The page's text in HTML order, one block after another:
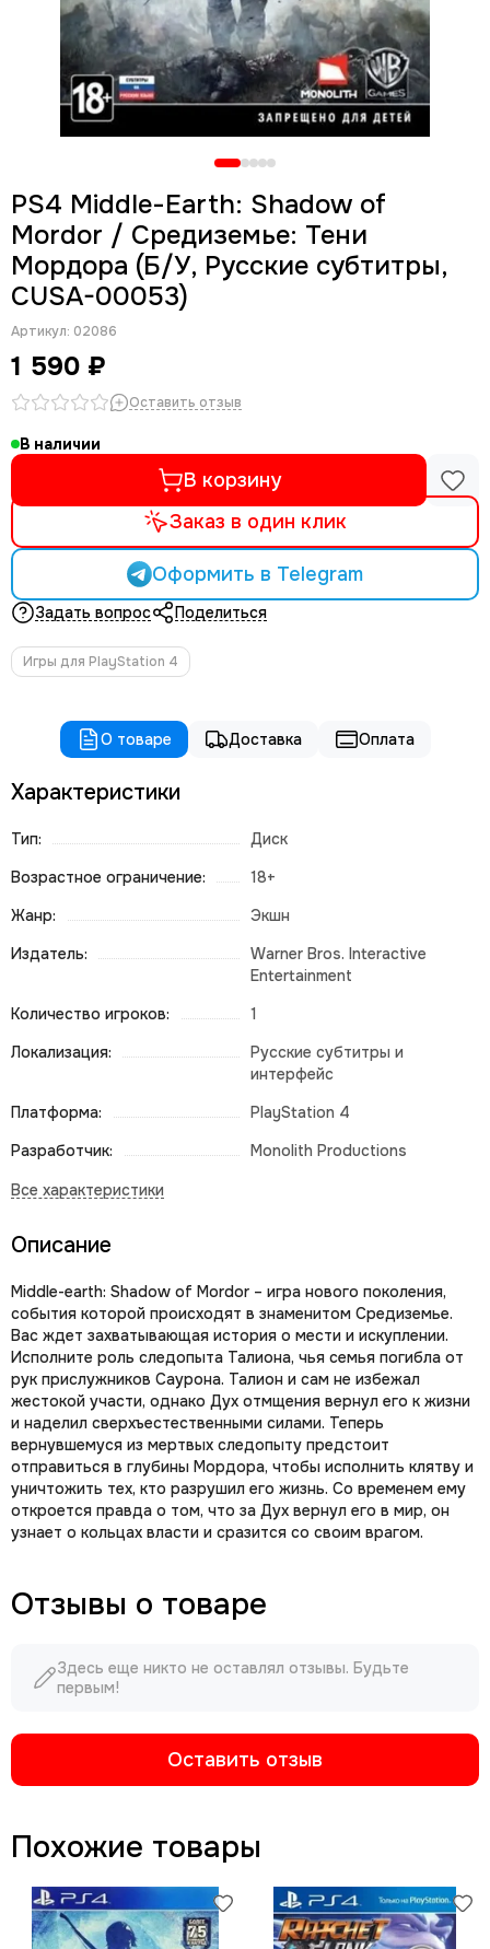
PS4 Middle-Earth: Shadow of
Mordor / Средиземье: Тени
Мордора (Б/У, Русские субтитры,
CUSA-00053)
Артикул: 02086
1 590 ₽
Оставить отзыв
В наличии
В корзину
Заказ в один клик
Оформить в Telegram
Задать вопрос Поделиться
Игры для PlayStation 4
О товаре Доставка Оплата
Характеристики
Тип:
Диск
Возрастное ограничение:
18+
Жанр:
Экшн
Издатель:
Warner Bros. Interactive
Entertainment
Количество игроков:
1
Локализация:
Русские субтитры и
интерфейс
Платформа:
PlayStation 4
Разработчик:
Monolith Productions
Описание
Middle-earth: Shadow of Mordor – игра нового поколения,
события которой происходят в знаменитом Средиземье.
Вас ждет захватывающая история о мести и искуплении.
Исполните роль следопыта Талиона, чья семья погибла от
рук прислужников Саурона. Талион и сам не избежал
жестокой участи, однако Дух отмщения вернул его к жизни
и наделил сверхъестественными силами. Теперь
вернувшемуся из мертвых следопыту предстоит
отправиться в глубины Мордора, чтобы исполнить клятву и
уничтожить тех, кто разрушил его жизнь. Со временем ему
откроется правда о том, что за Дух вернул его в мир, он
узнает о кольцах власти и сразится со своим врагом.
Отзывы о товаре
Здесь еще никто не оставлял отзывы. Будьте
первым!
Оставить отзыв
Похожие товары